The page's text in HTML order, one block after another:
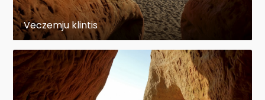
Veczemju klintis